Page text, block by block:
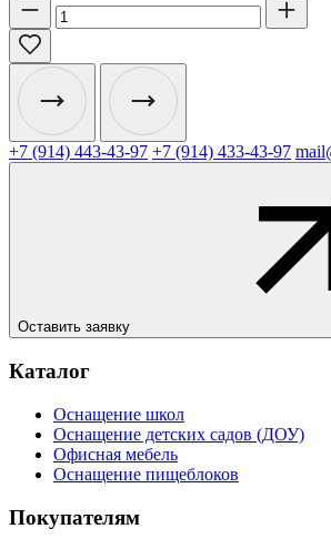
+7 (914) 443-43-97 +7 (914) 433-43-97
Оставить заявку
Каталог
Оснащение школ
Оснащение детских садов (ДОУ)
Офисная мебель
Оснащение пищеблоков
Покупателям